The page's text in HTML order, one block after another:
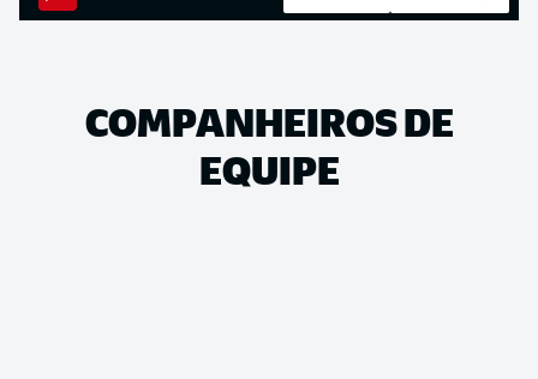
COMPANHEIROS DE
EQUIPE